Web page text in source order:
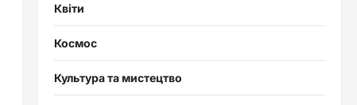
Квіти
Космос
Культура та мистецтво